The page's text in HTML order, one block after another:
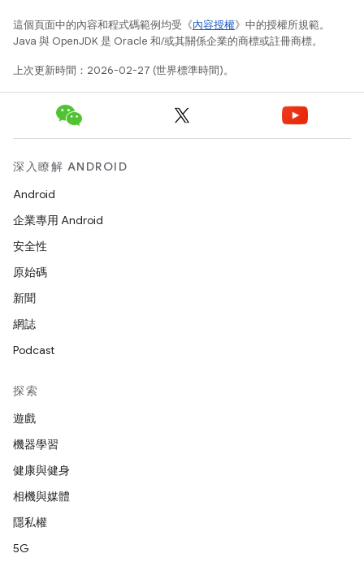
這個頁面中的內容和程式碼範例均受《內容授權》中的授權所規範。
Java 與 OpenJDK 是 Oracle 和/或其關係企業的商標或註冊商標。
上次更新時間：2026-02-27 (世界標準時間)。
深入瞭解 ANDROID
Android
企業專用 Android
安全性
原始碼
新聞
網誌
Podcast
探索
遊戲
機器學習
健康與健身
相機與媒體
隱私權
5G